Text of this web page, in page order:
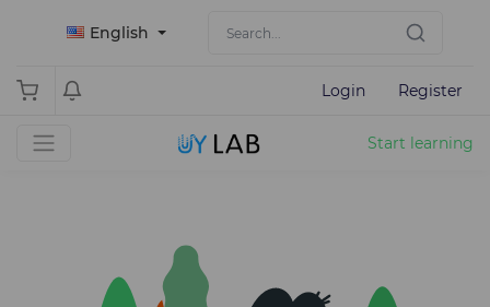
English
Login Register
Start learning